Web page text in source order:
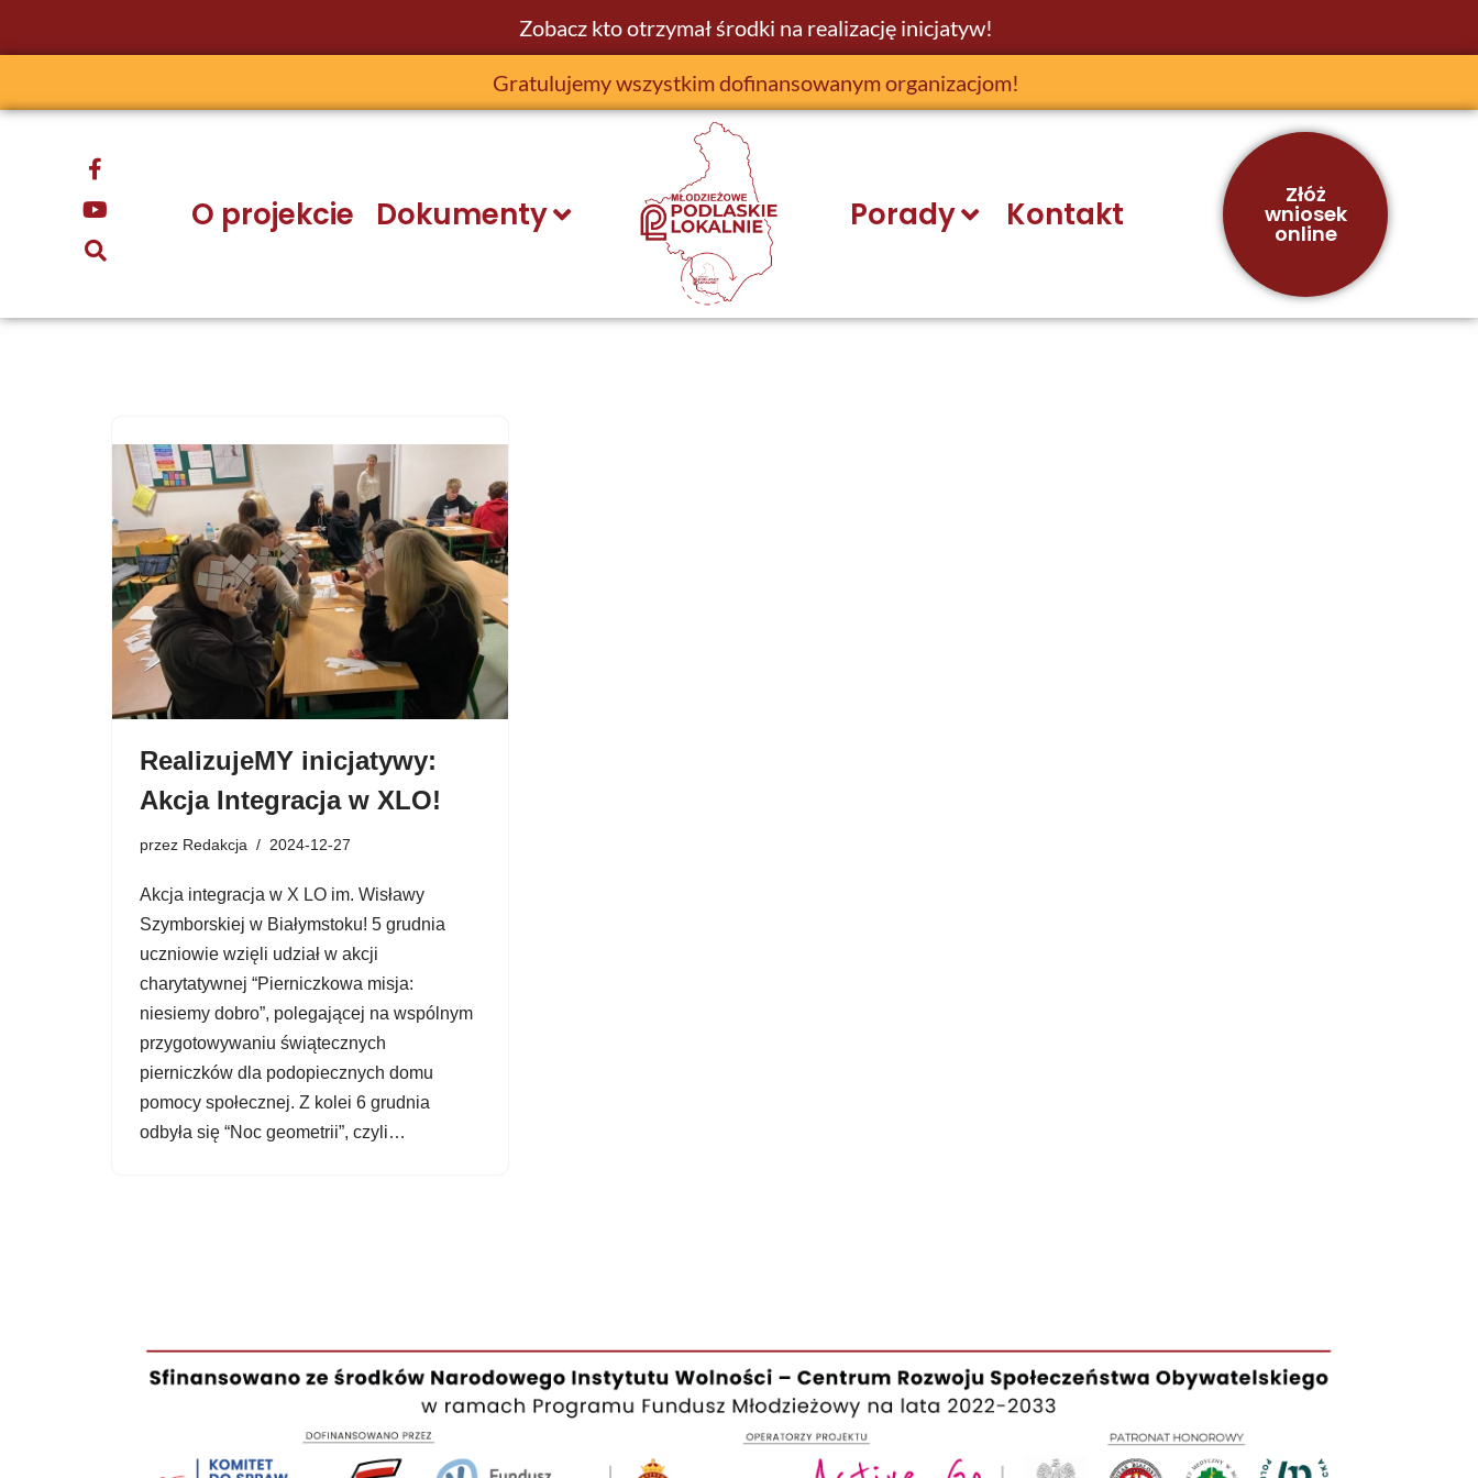
Przejdź
treści
Zobacz kto otrzymał środki na realizację inicjatyw!
Gratulujemy wszystkim dofinansowanym organizacjom!
O projekcie Dokumenty Porady Kontakt
Złóż
wniosek
online
RealizujeMY inicjatywy:
Akcja Integracja w XLO!
przez Redakcja 2024-12-27
Akcja integracja w X LO im. Wisławy
Szymborskiej w Białymstoku! 5 grudnia
uczniowie wzięli udział w akcji
charytatywnej “Pierniczkowa misja:
niesiemy dobro”, polegającej na wspólnym
przygotowywaniu świątecznych
pierniczków dla podopiecznych domu
pomocy społecznej. Z kolei 6 grudnia
odbyła się “Noc geometrii”, czyli…